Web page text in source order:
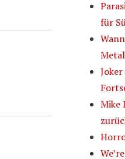
für
Mike